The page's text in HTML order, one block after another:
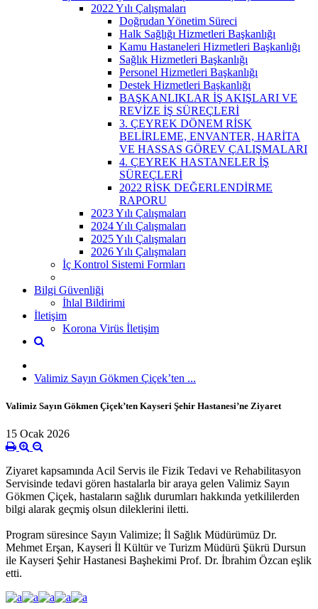
2022 Yılı Çalışmaları
Doğrudan Yönetim Süreci
Halk Sağlığı Hizmetleri Başkanlığı
Kamu Hastaneleri Hizmetleri Başkanlığı
Sağlık Hizmetleri Başkanlığı
Personel Hizmetleri Başkanlığı
Destek Hizmetleri Başkanlığı
BAŞKANLIKLAR İŞ AKIŞLARI VE
REVİZE İŞ SÜREÇLERİ
3. ÇEYREK DÖNEM RİSK
BELİRLEME, ENVANTER, HARİTA
VE HASSAS GÖREV ÇALIŞMALARI
4. ÇEYREK HASTANELER İŞ
SÜREÇLERİ
2022 RİSK DEĞERLENDİRME
RAPORU
2023 Yılı Çalışmaları
2024 Yılı Çalışmaları
2025 Yılı Çalışmaları
2026 Yılı Çalışmaları
İç Kontrol Sistemi Formları
Bilgi Güvenliği
İhlal Bildirimi
İletişim
Korona Virüs İletişim
Valimiz Sayın Gökmen Çiçek’ten ...
Valimiz Sayın Gökmen Çiçek’ten Kayseri Şehir Hastanesi’ne Ziyaret
15 Ocak 2026
Ziyaret kapsamında Acil Servis ile Fizik Tedavi ve Rehabilitasyon
Servisinde tedavi gören hastalarla bir araya gelen Valimiz Sayın
Gökmen Çiçek, hastaların sağlık durumları hakkında yetkililerden
bilgi alarak geçmiş olsun dileklerini iletti.
Program süresince Sayın Valimize; İl Sağlık Müdürümüz Dr.
Mehmet Erşan, Kayseri İl Kültür ve Turizm Müdürü Şükrü Dursun
ile Kayseri Şehir Hastanesi Başhekimi Prof. Dr. İbrahim Özcan eşlik
etti.